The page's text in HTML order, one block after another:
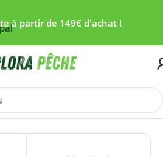
à partir de 149€ d'achat !